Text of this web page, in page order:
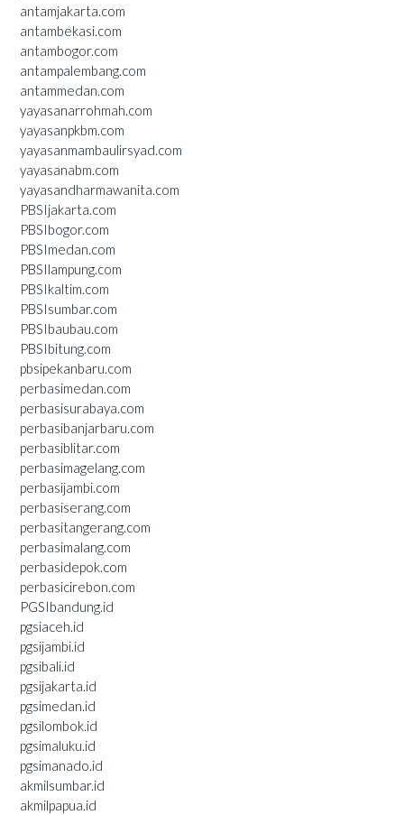
antamjakarta.com
antambekasi.com
antambogor.com
antampalembang.com
antammedan.com
yayasanarrohmah.com
yayasanpkbm.com
yayasanmambaulirsyad.com
yayasanabm.com
yayasandharmawanita.com
PBSIjakarta.com
PBSIbogor.com
PBSImedan.com
PBSIlampung.com
PBSIkaltim.com
PBSIsumbar.com
PBSIbaubau.com
PBSIbitung.com
pbsipekanbaru.com
perbasimedan.com
perbasisurabaya.com
perbasibanjarbaru.com
perbasiblitar.com
perbasimagelang.com
perbasijambi.com
perbasiserang.com
perbasitangerang.com
perbasimalang.com
perbasidepok.com
perbasicirebon.com
PGSIbandung.id
pgsiaceh.id
pgsijambi.id
pgsibali.id
pgsijakarta.id
pgsimedan.id
pgsilombok.id
pgsimaluku.id
pgsimanado.id
akmilsumbar.id
akmilpapua.id